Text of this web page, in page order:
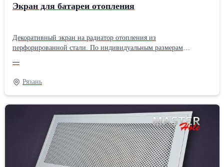
Экран для батареи отопления
Декоративный экран на радиатор отопления из
перфорированной стали. По индивидуальным размерам
закрытый с боков. Вырезы по эскизам. Порошковая покраска по
каталогу RAL более 200 цветов. Доставка службой перевозок по
России, нашим транспортом по Рязани и Москве. Оптом и в
розницу. Изготовление от 1 штуки.Производитель: Собственное
—
Рязань